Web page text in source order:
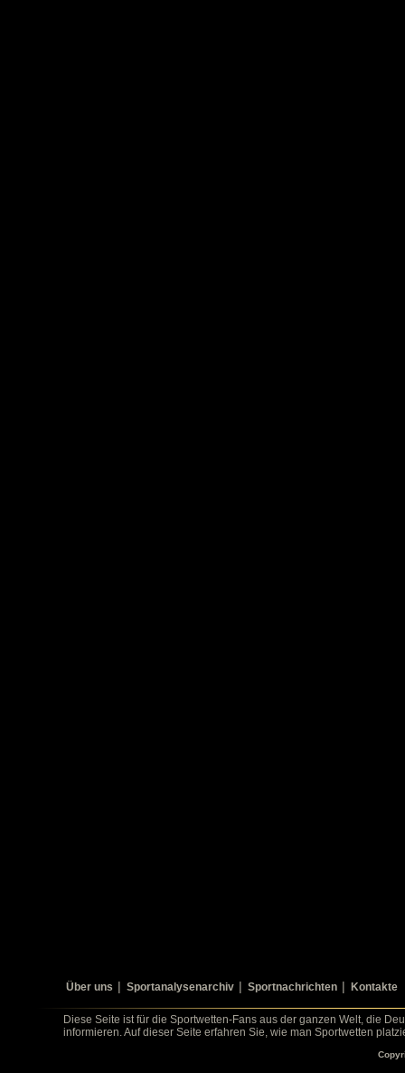
Über uns Sportanalysenarchiv Sportnachrichten Kontakte
Diese Seite ist für die Sportwetten-Fans aus der ganzen Welt, die
informieren. Auf dieser Seite erfahren Sie, wie man Sportwetten